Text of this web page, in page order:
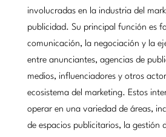
involucradas en la industria del
publicidad. Su principal función es
comunicación, la negociación y la
entre anunciantes, agencias de
medios, influenciadores y otros
ecosistema del marketing. Estos
operar en una variedad de áreas,
de espacios publicitarios, la gestión